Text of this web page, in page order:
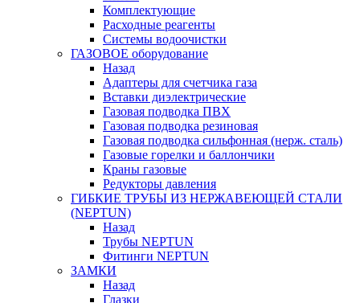
Комплектующие
Расходные реагенты
Системы водоочистки
ГАЗОВОЕ оборудование
Назад
Адаптеры для счетчика газа
Вставки диэлектрические
Газовая подводка ПВХ
Газовая подводка резиновая
Газовая подводка сильфонная (нерж. сталь)
Газовые горелки и баллончики
Краны газовые
Редукторы давления
ГИБКИЕ ТРУБЫ ИЗ НЕРЖАВЕЮЩЕЙ СТАЛИ
(NEPTUN)
Назад
Трубы NEPTUN
Фитинги NEPTUN
ЗАМКИ
Назад
Глазки